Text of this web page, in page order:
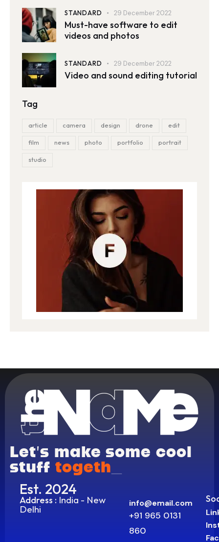
STANDARD 29 December 2022
Must-have software to edit
videos and photos
STANDARD 29 December 2022
Video and sound editing tutorial
Tag
article camera design drone edit
film news photo portfolio portrait
studio
Let’s make some cool
stuff tog_
Est. 2024
Address : India - New
Delhi
info@email.com
+91 965 0131
860